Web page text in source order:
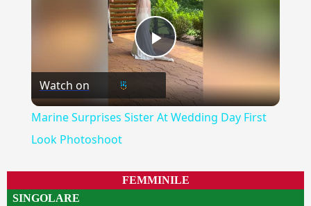
Play
Video
Watch on
Marine Surprises Sister At Wedding Day First
Look Photoshoot
FEMMINILE
SINGOLARE